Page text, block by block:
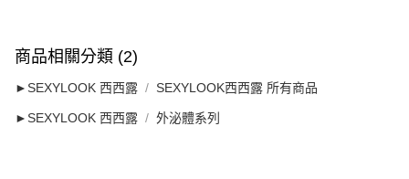
商品相關分類 (2)
►SEXYLOOK 西西露 SEXYLOOK西西露 所有商品
►SEXYLOOK 西西露 外泌體系列